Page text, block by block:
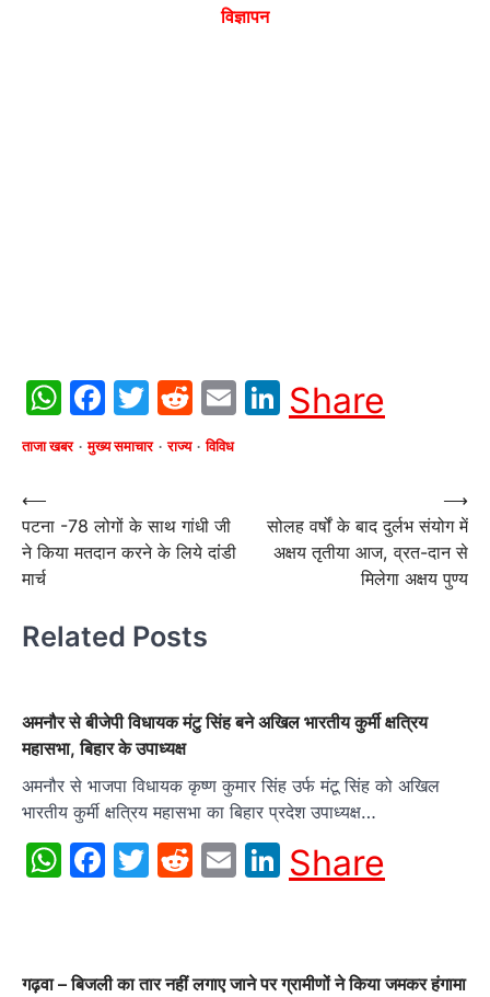
विज्ञापन
WhatsApp
Facebook
Twitter
Reddit
EmailLinkedIn
Share
ताजा खबर मुख्य समाचार राज्य विविध
Post
navigation
⟵
पटना -78 लोगों के साथ गांधी जी
ने किया मतदान करने के लिये दांंडी
मार्च
सोलह वर्षों के बाद दुर्लभ संयोग में
अक्षय तृतीया आज, व्रत-दान से
मिलेगा अक्षय पुण्य
⟶
Related Posts
अमनौर से बीजेपी विधायक मंटु सिंह बने अखिल भारतीय कुर्मी क्षत्रिय
महासभा, बिहार के उपाध्यक्ष
अमनौर से भाजपा विधायक कृष्ण कुमार सिंह उर्फ मंटू सिंह को अखिल
भारतीय कुर्मी क्षत्रिय महासभा का बिहार प्रदेश उपाध्यक्ष…
WhatsApp
Facebook
Twitter
Reddit
EmailLinkedIn
Share
गढ़वा – बिजली का तार नहीं लगाए जाने पर ग्रामीणों ने किया जमकर हंगामा